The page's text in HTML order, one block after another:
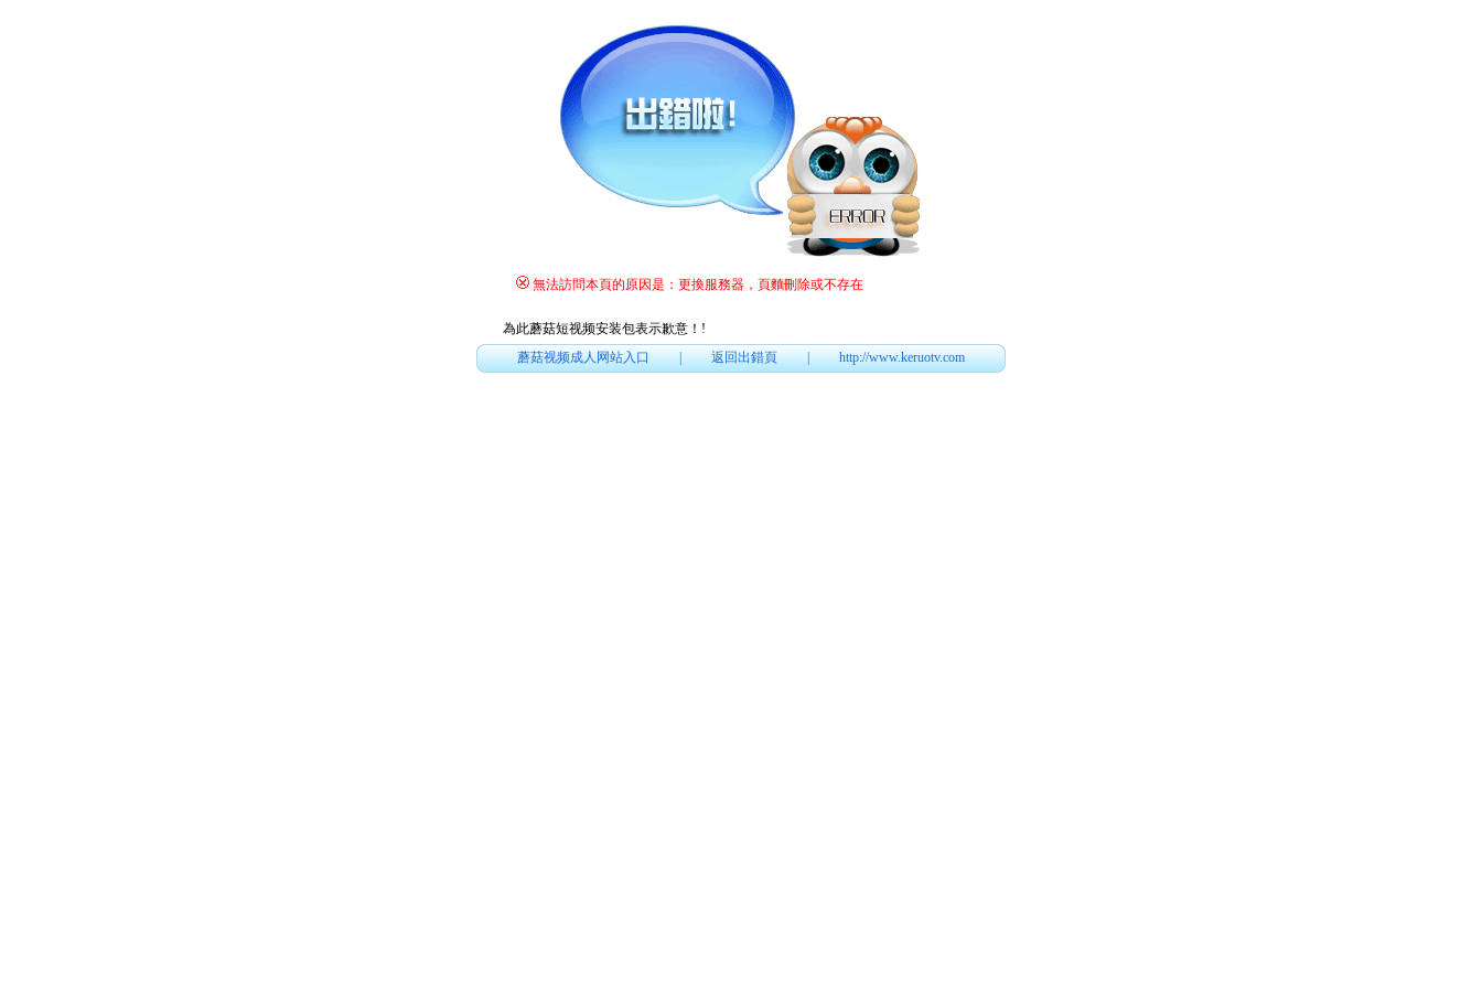
無法訪問本頁的原因是：更換服務器，頁麵刪除或不存在
為此蘑菇短视频安装包表示歉意！ !
蘑菇视频成人网站入口|返回出錯頁|http://www.keruotv.com